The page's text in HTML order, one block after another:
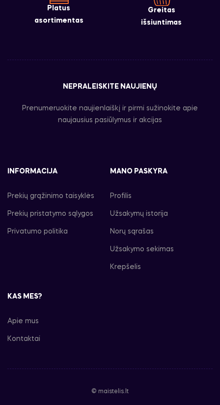
Platus
asortimentas
Greitas
išsiuntimas
NEPRALEISKITE NAUJIENŲ
Prenumeruokite naujienlaiškį ir pirmi sužinokite apie
naujausius pasiūlymus ir akcijas
INFORMACIJA
Prekių grąžinimo taisyklės
Prekių pristatymo sąlygos
Privatumo politika
MANO PASKYRA
Profilis
Užsakymų istorija
Norų sąrašas
Užsakymo sekimas
Krepšelis
KAS MES?
Apie mus
Kontaktai
© maistelis.lt